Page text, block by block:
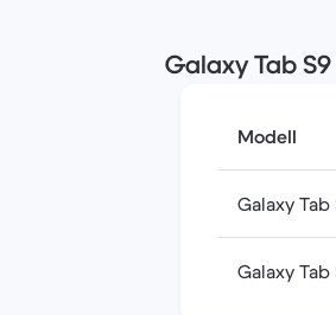
Galaxy Tab
Modell
Galaxy Tab
Galaxy Tab